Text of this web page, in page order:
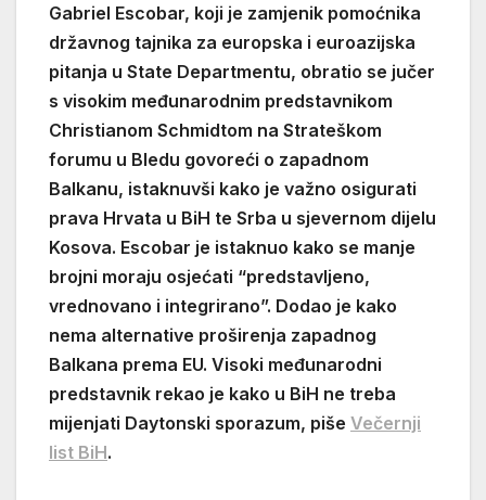
Gabriel Escobar, koji je zamjenik pomoćnika
državnog tajnika za europska i euroazijska
pitanja u State Departmentu, obratio se jučer
s visokim međunarodnim predstavnikom
Christianom Schmidtom na Strateškom
forumu u Bledu govoreći o zapadnom
Balkanu, istaknuvši kako je važno osigurati
prava Hrvata u BiH te Srba u sjevernom dijelu
Kosova. Escobar je istaknuo kako se manje
brojni moraju osjećati “predstavljeno,
vrednovano i integrirano”. Dodao je kako
nema alternative proširenja zapadnog
Balkana prema EU. Visoki međunarodni
predstavnik rekao je kako u BiH ne treba
mijenjati Daytonski sporazum, piše Večernji
list BiH.